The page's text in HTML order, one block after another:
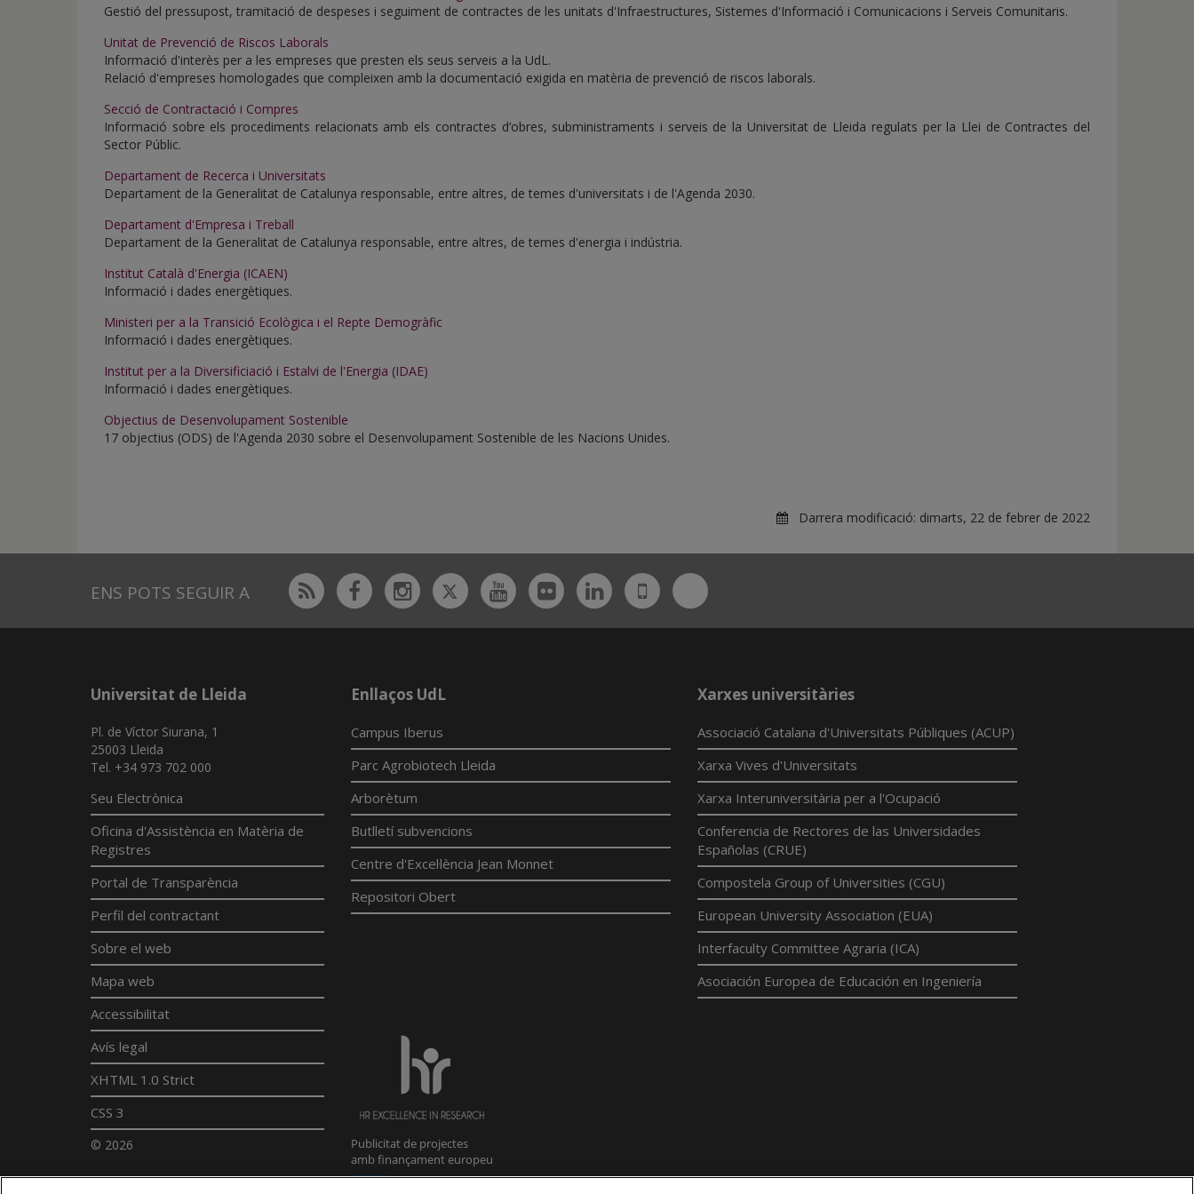
de
Gestió del pressupost, tramitació de despeses i seguiment de contractes de les unitats d'Infraestructures, Sistemes d'Informació i Comunicacions i Serveis Comunitaris.
Unitat de Prevenció de Riscos Laborals
Informació d'interès per a les empreses que presten els seus serveis a la UdL.
Relació d'empreses homologades que compleixen amb la documentació exigida en matèria de prevenció de riscos laborals.
Secció de Contractació i Compres
Informació sobre els procediments relacionats amb els contractes d’obres, subministraments i serveis de la Universitat de Lleida regulats per la Llei de Contractes del
Sector Públic.
Departament de Recerca i Universitats
Departament de la Generalitat de Catalunya responsable, entre altres, de temes d'universitats i de l'Agenda 2030.
Departament d'Empresa i Treball
Departament de la Generalitat de Catalunya responsable, entre altres, de temes d'energia i indústria.
Institut Català d'Energia (ICAEN)
Informació i dades energètiques.
Ministeri per a la Transició Ecològica i el Repte Demogràfic
Informació i dades energètiques.
Institut per a la Diversificiació i Estalvi de l'Energia (IDAE)
Informació i dades energètiques.
Objectius de Desenvolupament Sostenible
17 objectius (ODS) de l'Agenda 2030 sobre el Desenvolupament Sostenible de les Nacions Unides.
Darrera modificació: dimarts, 22 de febrer de 2022
ENS POTS SEGUIR A Rss FacebookInstagram
TwitterYoutubeFlickrLinkedin
UdL
App
Bluesky
Universitat de Lleida
Pl. de Víctor Siurana, 1
25003 Lleida
Tel. +34 973 702 000
Seu Electrònica
Oficina d'Assistència en Matèria de
Registres
Portal de Transparència
Perfil del contractant
Sobre el web
Mapa web
Accessibilitat
Avís legal
XHTML 1.0 Strict
CSS 3
© 2026
Enllaços UdL
Campus Iberus
Parc Agrobiotech Lleida
Arborètum
Butlletí subvencions
Centre d'Excel·lència Jean Monnet
Repositori Obert
Xarxes universitàries
Associació Catalana d'Universitats Públiques (ACUP)
Xarxa Vives d'Universitats
Xarxa Interuniversitària per a l'Ocupació
Conferencia de Rectores de las Universidades
Españolas (CRUE)
Compostela Group of Universities (CGU)
European University Association (EUA)
Interfaculty Committee Agraria (ICA)
Asociación Europea de Educación en Ingeniería